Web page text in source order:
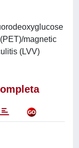
magnetic
(LVV)